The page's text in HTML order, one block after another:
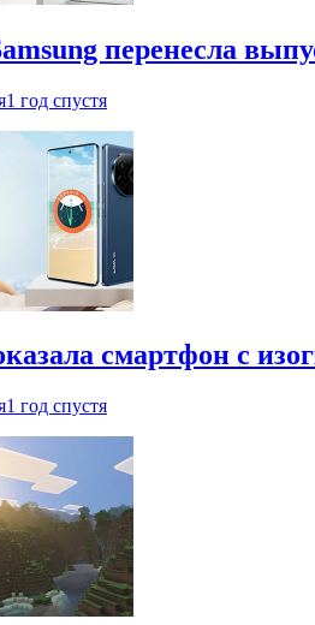
перенесла
1 год спустя
смартфон с
1 год спустя